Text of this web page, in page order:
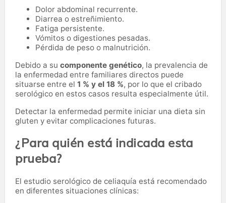
Dolor abdominal recurrente.
Diarrea o estreñimiento.
Fatiga persistente.
Vómitos o digestiones pesadas.
Pérdida de peso o malnutrición.
Debido a su componente genético, la prevalencia de
la enfermedad entre familiares directos puede
situarse entre el 1 % y el 18 %, por lo que el cribado
serológico en estos casos resulta especialmente útil.
Detectar la enfermedad permite iniciar una dieta sin
gluten y evitar complicaciones futuras.
¿Para quién está indicada esta
prueba?
El estudio serológico de celiaquía está recomendado
en diferentes situaciones clínicas: